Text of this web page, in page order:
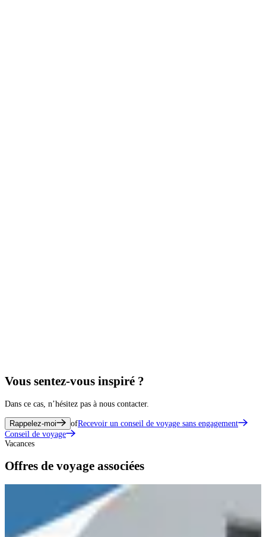
Vous sentez-vous inspiré ?
Dans ce cas, n’hésitez pas à nous contacter.
Rappelez-moi ofRecevoir un conseil de voyage sans engagement
Conseil de voyage
Vacances
Offres de voyage associées